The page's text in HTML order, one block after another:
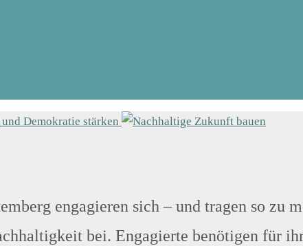
engagieren sich – und tragen so zu
bei. Engagierte benötigen für